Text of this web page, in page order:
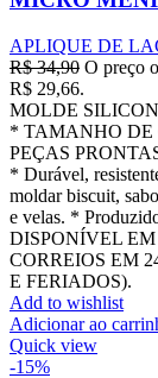
APLIQUE DE
R$34,90 O preço
R$ 29,66.
MOLDE
* TAMANHO DE
PEÇAS
* Durável,
moldar biscuit,
e velas. *
DISPONÍVEL
CORREIOS EM
E FERIADOS).
Add to wishlist
Adicionar ao
Quick view
-15%